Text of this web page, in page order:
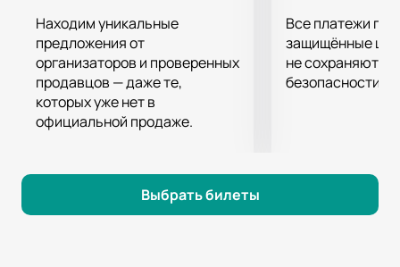
Находим уникальные
предложения от
организаторов и проверенных
продавцов — даже те,
которых уже нет в
официальной продаже.
Все платежи
защищённые
не сохраняются
безопасности.
Выбрать билеты